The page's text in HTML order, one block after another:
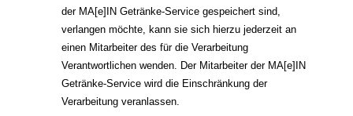
der MA[e]IN Getränke-Service gespeichert sind,
verlangen möchte, kann sie sich hierzu jederzeit an
einen Mitarbeiter des für die Verarbeitung
Verantwortlichen wenden. Der Mitarbeiter der MA[e]IN
Getränke-Service wird die Einschränkung der
Verarbeitung veranlassen.